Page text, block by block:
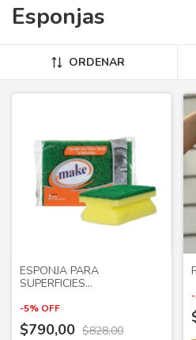
Esponjas
ORDENAR
ESPONJA PARA
SUPERFICIES
-5% OFF
$790,00 $828,00
-